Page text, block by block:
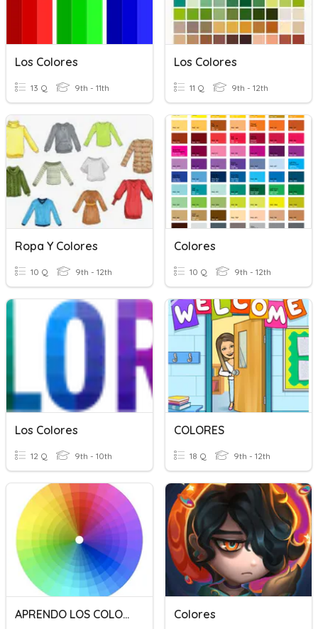
Los Colores
13 Q 9th - 11th
Los Colores
11 Q 9th - 12th
Ropa Y Colores
10 Q 9th - 12th
Colores
10 Q 9th - 12th
Los Colores
12 Q 9th - 10th
COLORES
18 Q 9th - 12th
APRENDO LOS COLORES Colores